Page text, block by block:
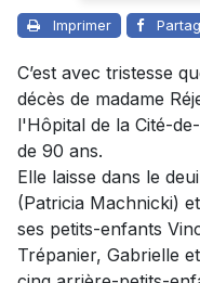
Imprimer
C’est avec tristesse
décès de madame
l'Hôpital de la Cité-
de 90 ans.
Elle laisse dans le
(Patricia Machnicki)
ses petits-enfants
Trépanier, Gabrielle